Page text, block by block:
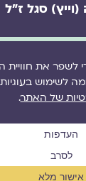
(וייץ) סגל ז"ל
וישמשו רק